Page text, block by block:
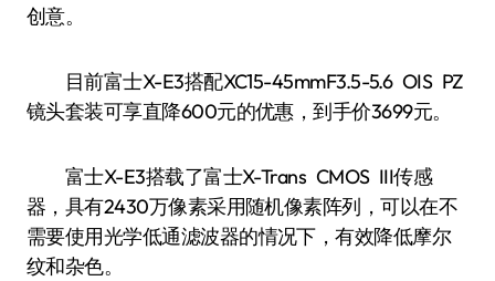
创意。
目前富士X-E3搭配XC15-45mmF3.5-5.6 OIS PZ
镜头套装可享直降600元的优惠，到手价3699元。
富士X-E3搭载了富士X-Trans CMOS III传感
器，具有2430万像素采用随机像素阵列，可以在不
需要使用光学低通滤波器的情况下，有效降低摩尔
纹和杂色。